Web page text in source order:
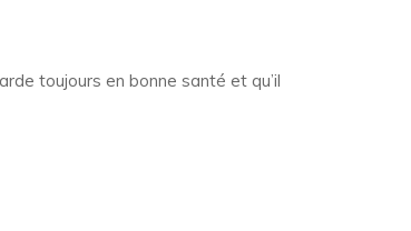
toujours en bonne santé et qu’il